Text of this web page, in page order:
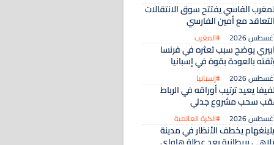
الفاسي يفتتح سوق الانتقالات
مع أمين الفارسي
#المغرب
يوضح سبب تعثره في فرنسا
بالعودة بقوة في إسبانيا
#إسبانيا
يعيد ترتيب أوراقه في الرباط
سحب مشروع جدلي
#الكرة العالمية
يخطف الأنظار في مدينة